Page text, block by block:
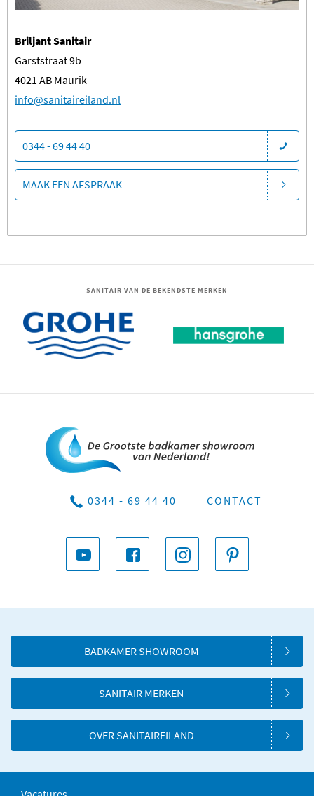
Briljant Sanitair
Garststraat 9b
4021 AB Maurik
​info@sanitaireiland.nl
0344 - 69 44 40
MAAK EEN AFSPRAAK
SANITAIR VAN DE BEKENDSTE MERKEN
0344 - 69 44 40 CONTACT
BADKAMER SHOWROOM
SANITAIR MERKEN
OVER SANITAIREILAND